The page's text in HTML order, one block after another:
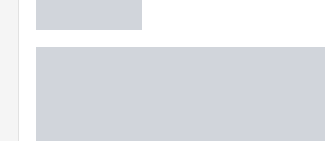
Couleur des fléchettes